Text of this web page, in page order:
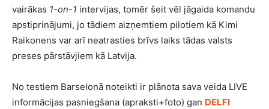
vairākas 1-on-1 intervijas, tomēr šeit vēl jāgaida komandu
apstiprinājumi, jo tādiem aizņemtiem pilotiem kā Kimi
Raikonens var arī neatrasties brīvs laiks tādas valsts
preses pārstāvjiem kā Latvija.
No testiem Barselonā noteikti ir plānota sava veida LIVE
informācijas pasniegšana (apraksti+foto) gan DELFI